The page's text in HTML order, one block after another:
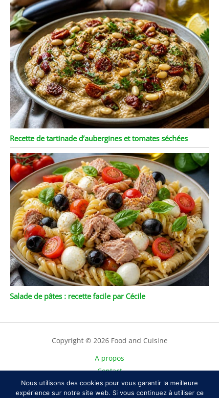
Recette de tartinade d’aubergines et tomates séchées
Salade de pâtes : recette facile par Cécile
Copyright © 2026 Food and Cuisine
A propos
Contact
Plan du site
Nous utilisons des cookies pour vous garantir la meilleure
expérience sur notre site web. Si vous continuez à utiliser ce